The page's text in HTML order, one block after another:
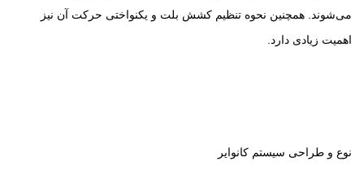
می‌شوند. همچنین نحوه تنظیم کشش بلت و یکنواختی حرکت آن نیز
اهمیت زیادی دارد.
نوع و طراحی سیستم کانوایر